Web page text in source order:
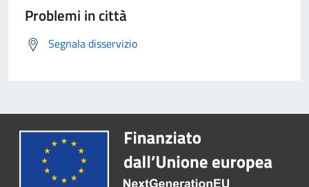
Problemi in città
Segnala disservizio